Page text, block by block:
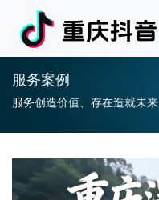
服务案例
服务创造价值、存在造就未来